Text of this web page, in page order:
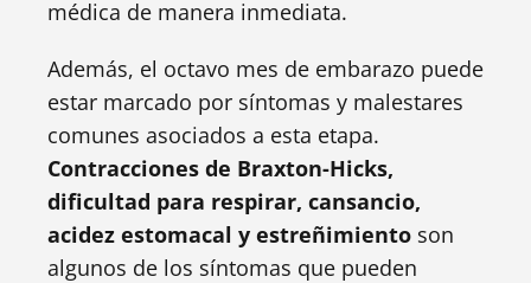
médica de manera inmediata.
Además, el octavo mes de embarazo puede
estar marcado por síntomas y malestares
comunes asociados a esta etapa.
Contracciones de Braxton-Hicks,
dificultad para respirar, cansancio,
acidez estomacal y estreñimiento son
algunos de los síntomas que pueden